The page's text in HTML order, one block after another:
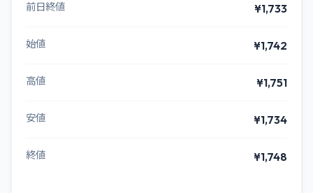
前日終値 ¥1,733
始値 ¥1,742
高値 ¥1,751
安値 ¥1,734
終値 ¥1,748